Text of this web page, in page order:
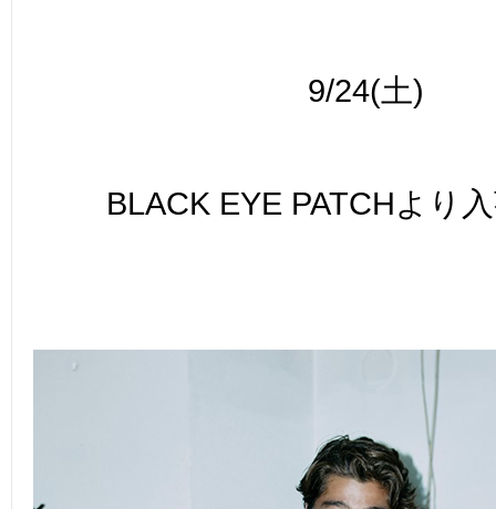
9/24(土)
BLACK EYE PATCHより